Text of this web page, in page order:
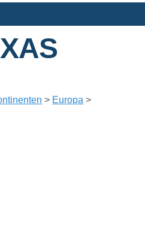
> Europa >